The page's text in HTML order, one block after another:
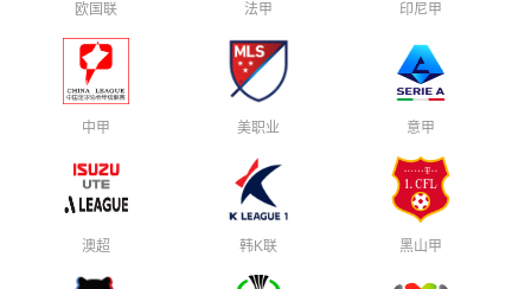
欧国联 法甲 印尼甲
中甲 美职业 意甲
澳超 韩K联 黑山甲